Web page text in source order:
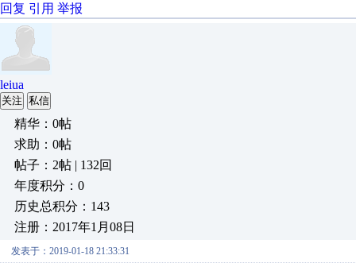
回复 引用 举报
leiua
关注 私信
精华：0帖
求助：0帖
帖子：2帖 | 132回
年度积分：0
历史总积分：143
注册：2017年1月08日
发表于：2019-01-18 21:33:31